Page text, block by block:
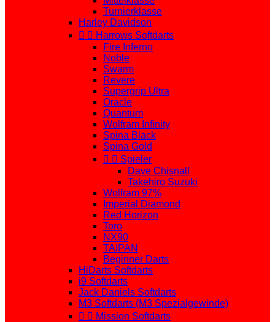
Turnierklasse
Harley Davidson
  Harrows Softdarts
Fire Inferno
Noble
Swarm
Revere
Supergrip Ultra
Oracle
Quantum
Wolfram Infinity
Spina Black
Spina Gold
  Spieler
Dave Chisnall
Takehiro Suzuki
Wolfram 97%
Imperial Diamond
Red Horizon
Toro
NX90
TAIPAN
Beginner Darts
HiDarts Softdarts
i9 Softdarts
Jack Daniels Softdarts
M3 Softdarts (M3 Spezialgewinde)
  Mission Softdarts